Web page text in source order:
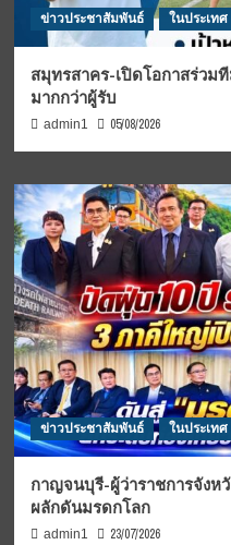
ข่าวประชาสัมพันธ์ ในประเทศ
สมุทรสาคร-เปิดโอกาสร่วม
มากกว่าผู้รับ
admin1 05/08/2026
ข่าวประชาสัมพันธ์ ในประเทศ
กาญจนบุรี-ผู้ว่าราชการจัง
ผลักดันมรดกโลก
admin1 23/07/2026